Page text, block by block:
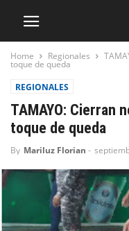
Home Regionales
toque de queda
REGIONALES
TAMAYO: Cierran
toque de queda
By Mariluz Florian -